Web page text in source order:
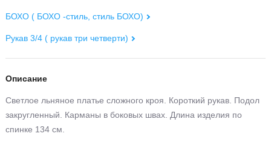
БОХО ( БОХО -стиль, стиль БОХО)
Рукав 3/4 ( рукав три четверти)
Описание
Светлое льняное платье сложного кроя. Короткий рукав. Подол
закругленный. Карманы в боковых швах. Длина изделия по
спинке 134 см.